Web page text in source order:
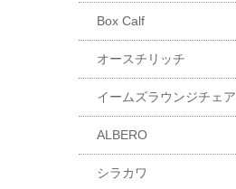
Box Calf
オースチリッチ
イームズラウンジチェア
ALBERO
シラカワ